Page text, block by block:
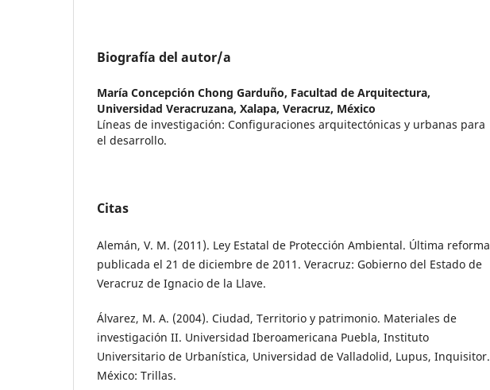
Biografía del autor/a
María Concepción Chong Garduño, Facultad de Arquitectura,
Universidad Veracruzana, Xalapa, Veracruz, México
Líneas de investigación: Configuraciones arquitectónicas y urbanas para
el desarrollo.
Citas
Alemán, V. M. (2011). Ley Estatal de Protección Ambiental. Última reforma
publicada el 21 de diciembre de 2011. Veracruz: Gobierno del Estado de
Veracruz de Ignacio de la Llave.
Álvarez, M. A. (2004). Ciudad, Territorio y patrimonio. Materiales de
investigación II. Universidad Iberoamericana Puebla, Instituto
Universitario de Urbanística, Universidad de Valladolid, Lupus, Inquisitor.
México: Trillas.